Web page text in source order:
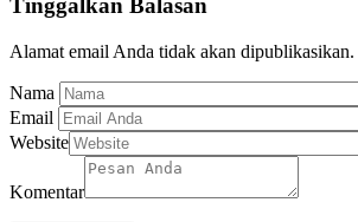
Tinggalkan Balasan
Alamat email Anda tidak akan dipublikasikan.
Nama
Email
Website
Komentar